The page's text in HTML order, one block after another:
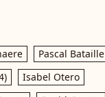
Pascal Bataille
Isabel Otero